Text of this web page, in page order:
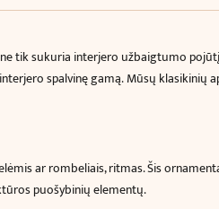
tik sukuria interjero užbaigtumo
spalvinę gamą.Mūsų klasikinių
ar rombeliais, ritmas. Šis
puošybinių elementų.